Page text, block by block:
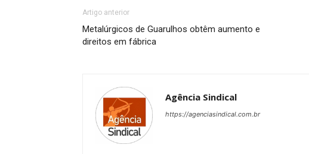
Artigo anterior
Metalúrgicos de Guarulhos obtêm aumento e
direitos em fábrica
Agência Sindical
https://agenciasindical.com.br